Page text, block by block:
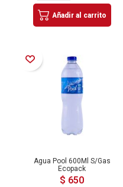
Añadir al carrito
Añadir a la Lista de Deseos
Agua Pool 600Ml S/Gas
Ecopack
$ 650